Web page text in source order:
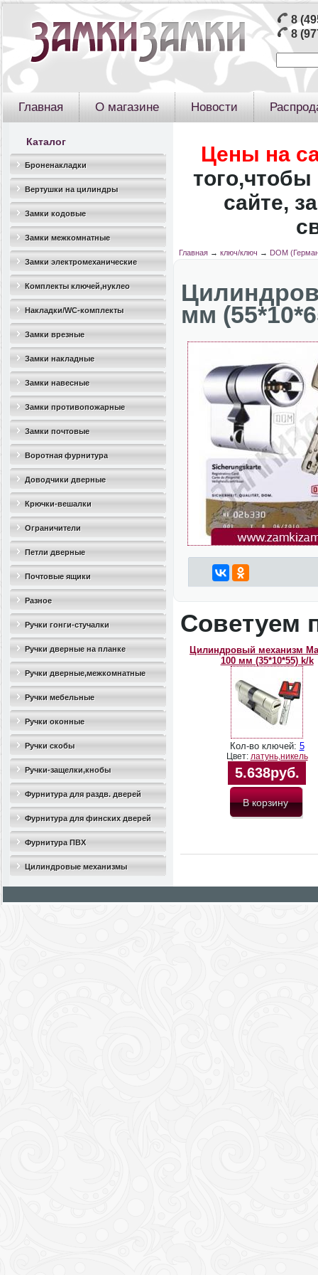
8
8
Главная О магазине Новости
Каталог
Броненакладки
Вертушки на цилиндры
Замки кодовые
Замки межкомнатные
Замки электромеханические
Комплекты ключей,нуклео
Накладки/WC-комплекты
Замки врезные
Замки накладные
Замки навесные
Замки противопожарные
Замки почтовые
Воротная фурнитура
Доводчики дверные
Крючки-вешалки
Ограничители
дверные(стопоры)
Петли дверные
Почтовые ящики
Разное
Ручки гонги-стучалки
Ручки дверные на планке
Ручки дверные,межкомнатные
Ручки мебельные
Ручки оконные
Ручки скобы
Ручки-защелки,кнобы
Фурнитура для раздв. дверей
Фурнитура для финских дверей
Фурнитура ПВХ
Цилиндровые механизмы
Цены на
того,чтобы
сайте,
Главная→ ключ/ключ → DOM
мм
Советуем
Цилиндровый механизм
100 мм (35*10*55) k/k
Кол-во ключей: 5
Цвет: латунь,никель
5.638руб.